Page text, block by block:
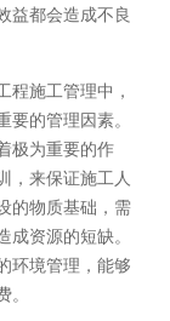
益都会造成不良
程施工管理中，
的管理因素。
极为重要的作
，来保证施工人
的物质基础，需
资源的短缺。
环境管理，能够